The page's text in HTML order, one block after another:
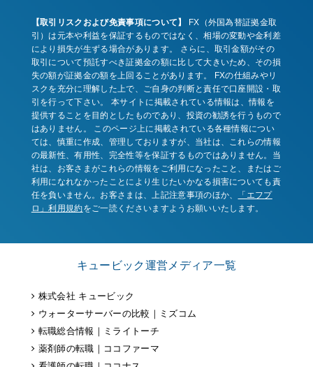
【取引リスクおよび免責事項について】
FX（外国為替証拠金取
引）は元本や利益を保証するものではなく、相場の変動や金利差
により損失が生ずる場合があります。 さらに、取引金額がその
取引について預託すべき証拠金の額に比して大きいため、その損
失の額が証拠金の額を上回ることがあります。 FXの仕組みやリ
スクを充分に理解した上で、ご自身の判断と責任で口座開設・取
引を行って下さい。 本サイトに掲載されている情報は、情報を
提供することを目的としたものであり、投資の勧誘を行うもので
はありません。 このページ上に掲載されている各種情報につい
ては、慎重に作成、管理しておりますが、当社は、これらの情報
の最新性、有用性、完全性等を保証するものではありません。当
社は、お客さまがこれらの情報をご利用になったこと、またはご
利用になれなかったことにより生じたいかなる損害についても責
任を負いません。お客さまは、上記注意事項のほか、
「エフプ
ロ」利用規約をご一読くださいますようお願いいたします。
キュービック運営メディア一覧
株式会社 キュービック
ウォーターサーバーの比較｜ミズコム
転職総合情報｜ミライトーチ
薬剤師の転職｜ココファーマ